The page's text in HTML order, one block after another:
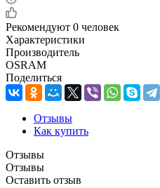
Рекомендуют 0 человек
Характеристики
Производитель
OSRAM
Поделиться
Отзывы
Как купить
Отзывы
Отзывы
Оставить отзыв